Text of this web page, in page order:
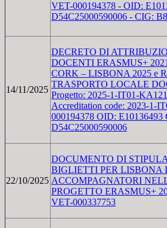
VET-000194378 - OID:
D54C25000590006 - CIG:
14/11/2025
DECRETO DI
DOCENTI ERASMUS+
CORK – LISBONA 2025 e
TRASPORTO LOCALE
Progetto: 2025-1-IT01-
Accreditation code: 2023-1-
000194378 OID: E10136493
D54C25000590006
22/10/2025
DOCUMENTO DI
BIGLIETTI PER LISBONA
ACCOMPAGNATORI
PROGETTO ERASMUS+
VET-000337753